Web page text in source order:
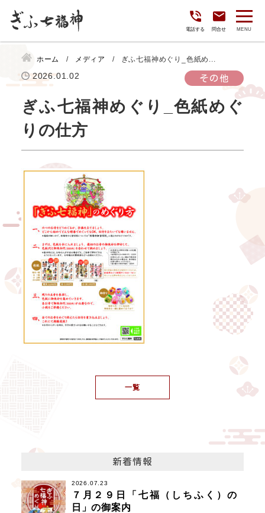
電話する 問合せ
ホーム メディア ぎふ七福神めぐり_色紙め...
2026.01.02 その他
ぎふ七福神めぐり_色紙めぐ
りの仕方
一覧
新着情報
2026.07.23
７月２９日「七福（しちふく）の
日」の御案内